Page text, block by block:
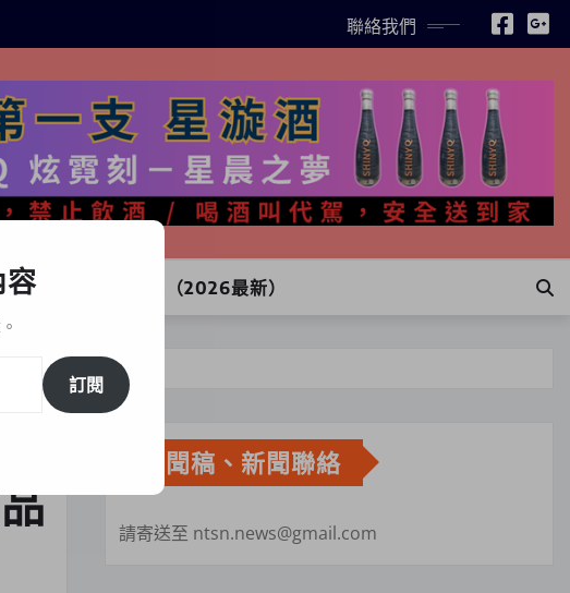
聯絡我們
買通路與LINE訂購（2026最新）
新聞稿、新聞聯絡
請寄送至 ntsn.news@gmail.com
容
訂閱